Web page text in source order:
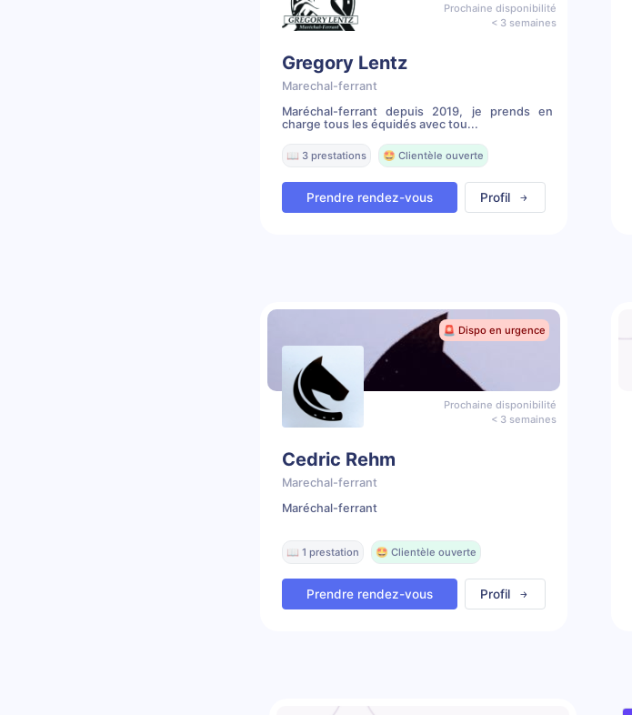
Prochaine disponibilité
< 3 semaines
Gregory Lentz
Marechal-ferrant
Maréchal-ferrant depuis 2019, je prends en
charge tous les équidés avec tou...
📖 3 prestations 🤩 Clientèle ouverte
Prendre rendez-vous Profil
🚨 Dispo en urgence
Prochaine disponibilité
< 3 semaines
Cedric Rehm
Marechal-ferrant
Maréchal-ferrant
📖 1 prestation 🤩 Clientèle ouverte
Prendre rendez-vous Profil